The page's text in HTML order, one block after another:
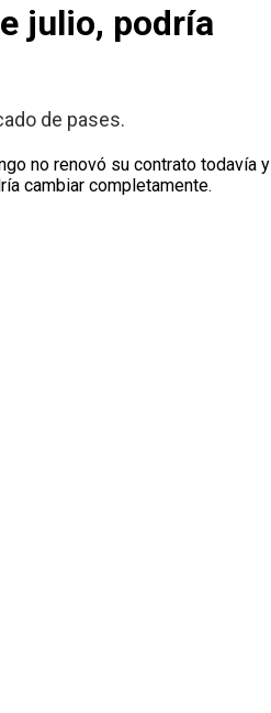
julio, podría
de pases.
no renovó su contrato todavía y
cambiar completamente.